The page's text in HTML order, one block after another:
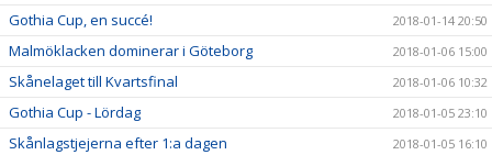
Gothia Cup, en succé! 2018-01-14 20:50
Malmöklacken dominerar i Göteborg 2018-01-06 15:00
Skånelaget till Kvartsfinal 2018-01-06 10:32
Gothia Cup - Lördag 2018-01-05 23:10
Skånlagstjejerna efter 1:a dagen 2018-01-05 16:10